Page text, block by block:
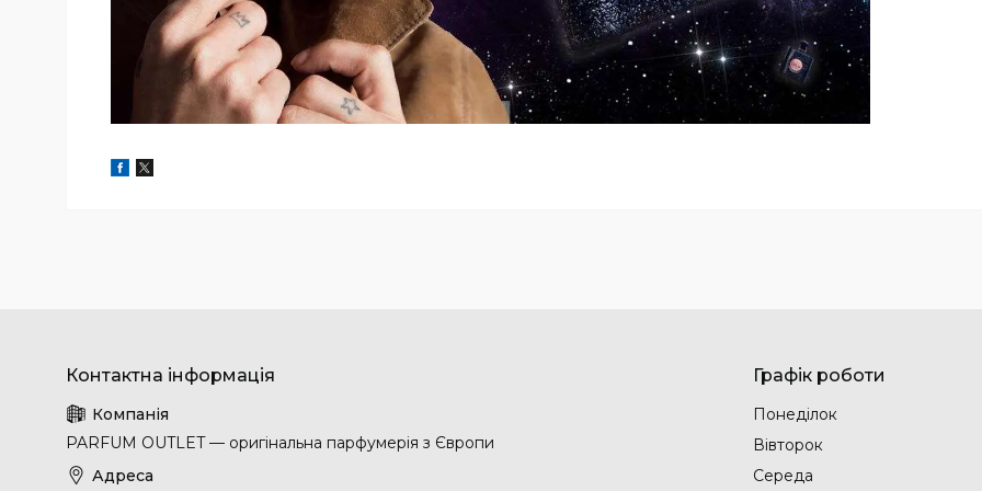
PARFUM OUTLET — оригінальна парфумерія з Європи
Графік роботи
Понеділок
Вівторок
Середа